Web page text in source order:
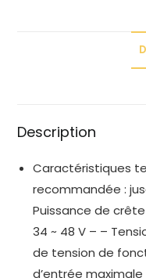
Description
Caractéristiques
recommandée :
Puissance de
34 ~ 48 V – –
de tension de
d’entrée